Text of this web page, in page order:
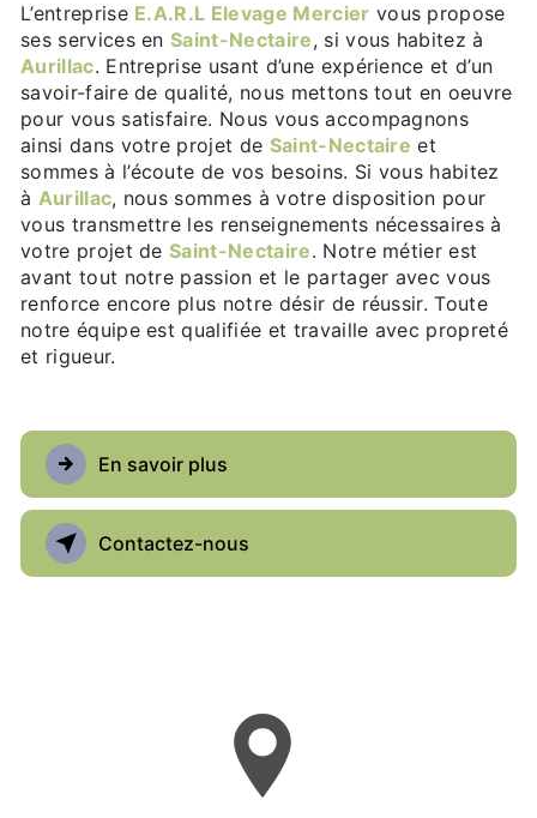
L’entreprise E.A.R.L Elevage Mercier vous propose
ses services enSaint-Nectaire, si vous habitez à
Aurillac. Entreprise usant d’une expérience et d’un
savoir-faire de qualité, nous mettons tout en oeuvre
pour vous satisfaire. Nous vous accompagnons
ainsi dans votre projet de Saint-Nectaire et
sommes à l’écoute de vos besoins. Si vous habitez
à Aurillac, nous sommes à votre disposition pour
vous transmettre les renseignements nécessaires à
votre projet deSaint-Nectaire. Notre métier est
avant tout notre passion et le partager avec vous
renforce encore plus notre désir de réussir. Toute
notre équipe est qualifiée et travaille avec propreté
et rigueur.
En savoir plus
Contactez-nous